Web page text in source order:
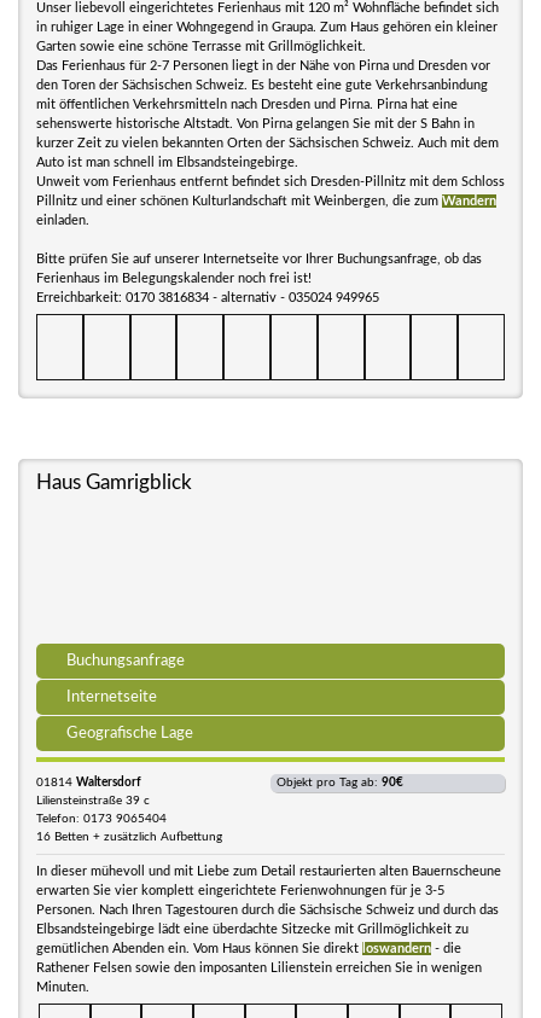
Unser liebevoll eingerichtetes Ferienhaus mit 120 m² Wohnfläche befindet sich
in ruhiger Lage in einer Wohngegend in Graupa. Zum Haus gehören ein kleiner
Garten sowie eine schöne Terrasse mit Grillmöglichkeit.
Das Ferienhaus für 2-7 Personen liegt in der Nähe von Pirna und Dresden vor
den Toren der Sächsischen Schweiz. Es besteht eine gute Verkehrsanbindung
mit öffentlichen Verkehrsmitteln nach Dresden und Pirna. Pirna hat eine
sehenswerte historische Altstadt. Von Pirna gelangen Sie mit der S Bahn in
kurzer Zeit zu vielen bekannten Orten der Sächsischen Schweiz. Auch mit dem
Auto ist man schnell im Elbsandsteingebirge.
Unweit vom Ferienhaus entfernt befindet sich Dresden-Pillnitz mit dem Schloss
Pillnitz und einer schönen Kulturlandschaft mit Weinbergen, die zum Wandern
einladen.
Bitte prüfen Sie auf unserer Internetseite vor Ihrer Buchungsanfrage, ob das
Ferienhaus im Belegungskalender noch frei ist!
Erreichbarkeit: 0170 3816834 - alternativ - 035024 949965
Haus Gamrigblick
Buchungsanfrage
Internetseite
Geografische Lage
01814 Waltersdorf
Liliensteinstraße 39 c
Telefon: 0173 9065404
16 Betten + zusätzlich Aufbettung
Objekt pro Tag ab: 90€
In dieser mühevoll und mit Liebe zum Detail restaurierten alten Bauernscheune
erwarten Sie vier komplett eingerichtete Ferienwohnungen für je 3-5
Personen. Nach Ihren Tagestouren durch die Sächsische Schweiz und durch das
Elbsandsteingebirge lädt eine überdachte Sitzecke mit Grillmöglichkeit zu
gemütlichen Abenden ein. Vom Haus können Sie direkt loswandern - die
Rathener Felsen sowie den imposanten Lilienstein erreichen Sie in wenigen
Minuten.